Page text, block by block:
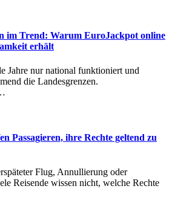
im Trend: Warum EuroJackpot online
erhält
Jahre nur national funktioniert und
die Landesgrenzen.
Passagieren, ihre Rechte geltend zu
Flug, Annullierung oder
Reisende wissen nicht, welche Rechte